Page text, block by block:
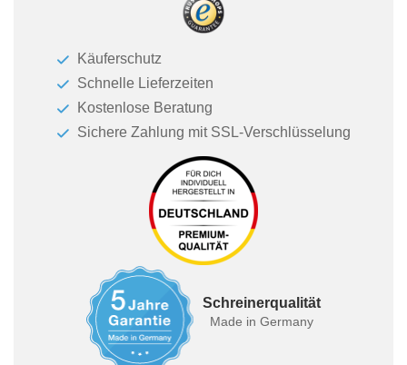
Käuferschutz
Schnelle Lieferzeiten
Kostenlose Beratung
Sichere Zahlung mit SSL-Verschlüsselung
Schreinerqualität
Made in Germany